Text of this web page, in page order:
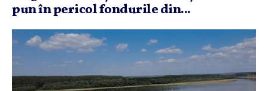
pun în pericol fondurile din...